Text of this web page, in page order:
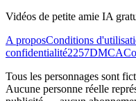
Vidéos de petite amie IA
A proposConditions
confidentialité2257DMCA
Tous les personnages sont
Aucune personne réelle